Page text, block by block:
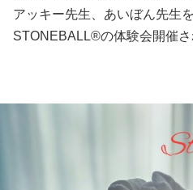
アッキー先生、あいぼん先生
STONEBALL®️の体験会開催さ